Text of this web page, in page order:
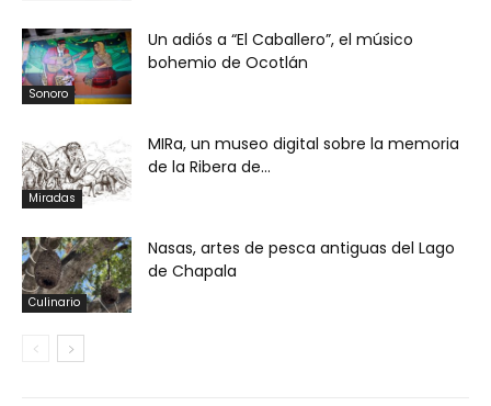
Sonoro
Un adiós a “El Caballero”, el músico
bohemio de Ocotlán
Miradas
MIRa, un museo digital sobre la memoria
de la Ribera de...
Culinario
Nasas, artes de pesca antiguas del Lago
de Chapala